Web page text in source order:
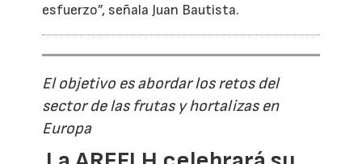
esfuerzo”, señala Juan Bautista.
El objetivo es abordar los retos del
sector de las frutas y hortalizas en
Europa